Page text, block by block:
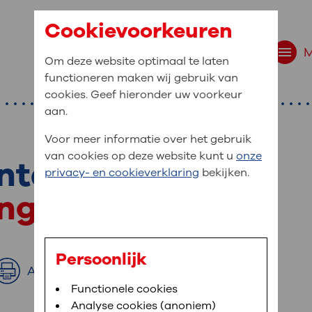
navigatie
bent u naar op
Bloedafname,MijnOLVG,Digitalisering
medische gegevens
In MijnOLVG kunt u uw medische
het u uitkomt. OLVG breidt MijnOLVG
voor u
Afdrukken
Cookievoorkeuren
Om deze website optimaal te laten
functioneren maken wij gebruik van
cookies. Geef hieronder uw voorkeur
aan.
Voor meer informatie over het gebruik
van cookies op deze website kunt u onze
privacy- en cookieverklaring bekijken.
Persoonlijk
Functionele cookies
Analyse cookies (anoniem)